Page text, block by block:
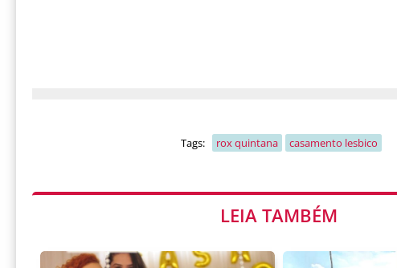
Tags: rox quintana casamento lesbico
LEIA TAMBÉM